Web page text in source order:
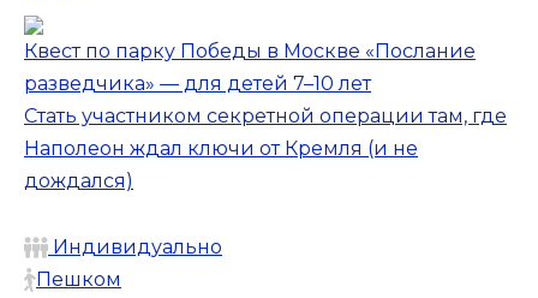
Квест по парку Победы в Москве «Послание
разведчика» — для детей 7–10 лет
Стать участником секретной операции там, где
Наполеон ждал ключи от Кремля (и не
дождался)
Индивидуально
Пешком